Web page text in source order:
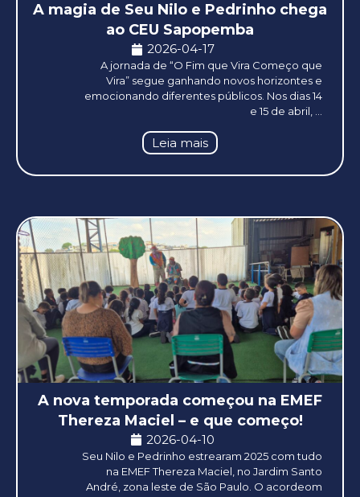
A magia de Seu Nilo e Pedrinho chega
ao CEU Sapopemba
2026-04-17
A jornada de “O Fim que Vira Começo que
Vira” segue ganhando novos horizontes e
emocionando diferentes públicos. Nos dias 14
e 15 de abril, ...
Leia mais
A nova temporada começou na EMEF
Thereza Maciel – e que começo!
2026-04-10
Seu Nilo e Pedrinho estrearam 2025 com tudo
na EMEF Thereza Maciel, no Jardim Santo
André, zona leste de São Paulo. O acordeom